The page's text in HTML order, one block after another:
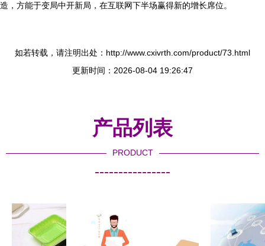
造，方能于变局中开新局，在互联网下半场赢得新的增长席位。
如若转载，请注明出处：http://www.cxivrth.com/product/73.html
更新时间：2026-08-04 19:26:47
产品列表
PRODUCT
----------------